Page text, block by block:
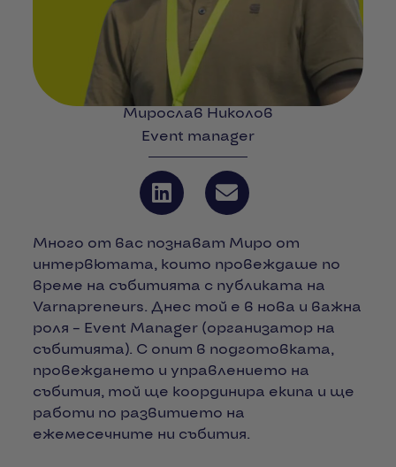
Мирослав Николов
Event manager
Много от вас познават Миро от
интервютата, които провеждаше по
време на събитията с публиката на
Varnapreneurs. Днес той е в нова и важна
роля – Event Manager (организатор на
събитията). С опит в подготовката,
провеждането и управлението на
събития, той ще координира екипа и ще
работи по развитието на
ежемесечните ни събития.